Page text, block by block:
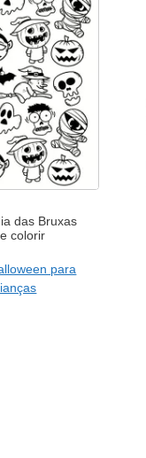
das Bruxas
colorir
para